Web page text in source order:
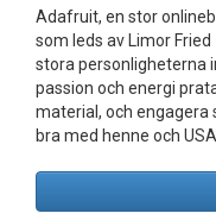
Adafruit, en stor
som leds av Limor
stora personligheterna
passion och energi
material, och engagera
bra med henne och